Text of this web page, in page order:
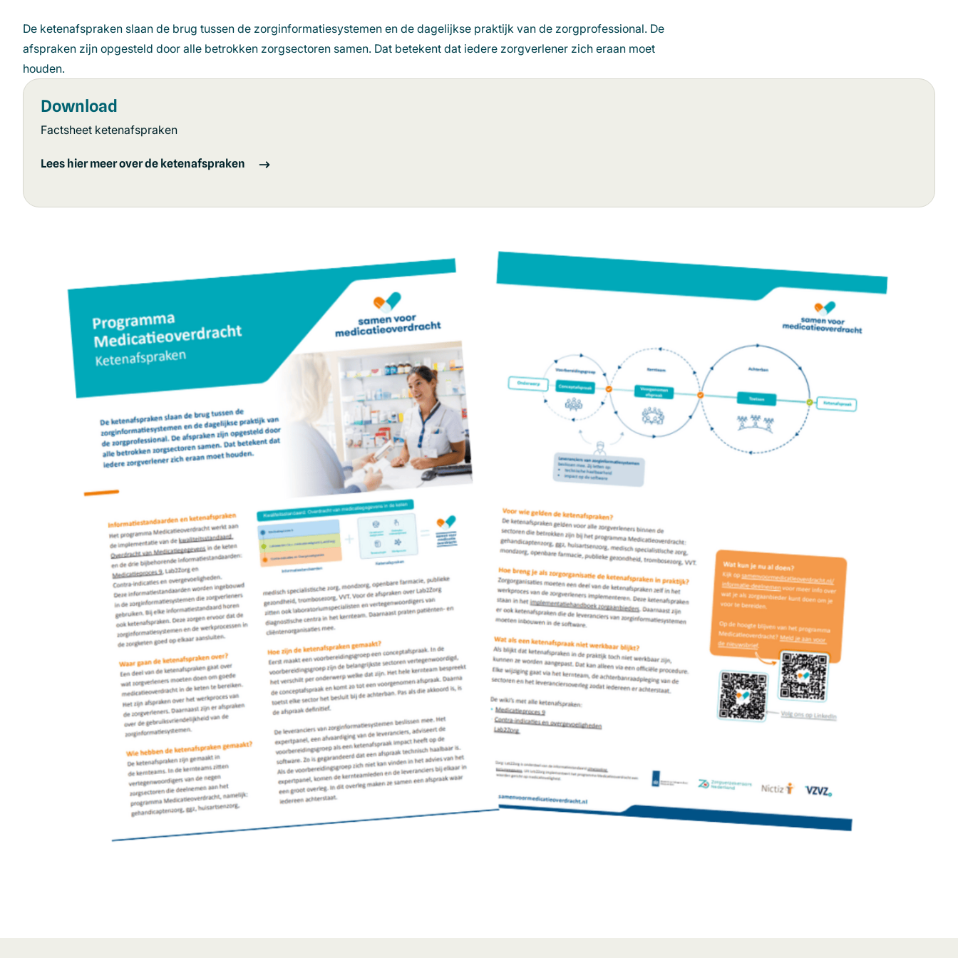
De ketenafspraken slaan de brug tussen de zorginformatiesystemen en de dagelijkse praktijk van de zorgprofessional. De
afspraken zijn opgesteld door alle betrokken zorgsectoren samen. Dat betekent dat iedere zorgverlener zich eraan moet
houden.
Download
Factsheet ketenafspraken
Lees hier meer over de ketenafspraken